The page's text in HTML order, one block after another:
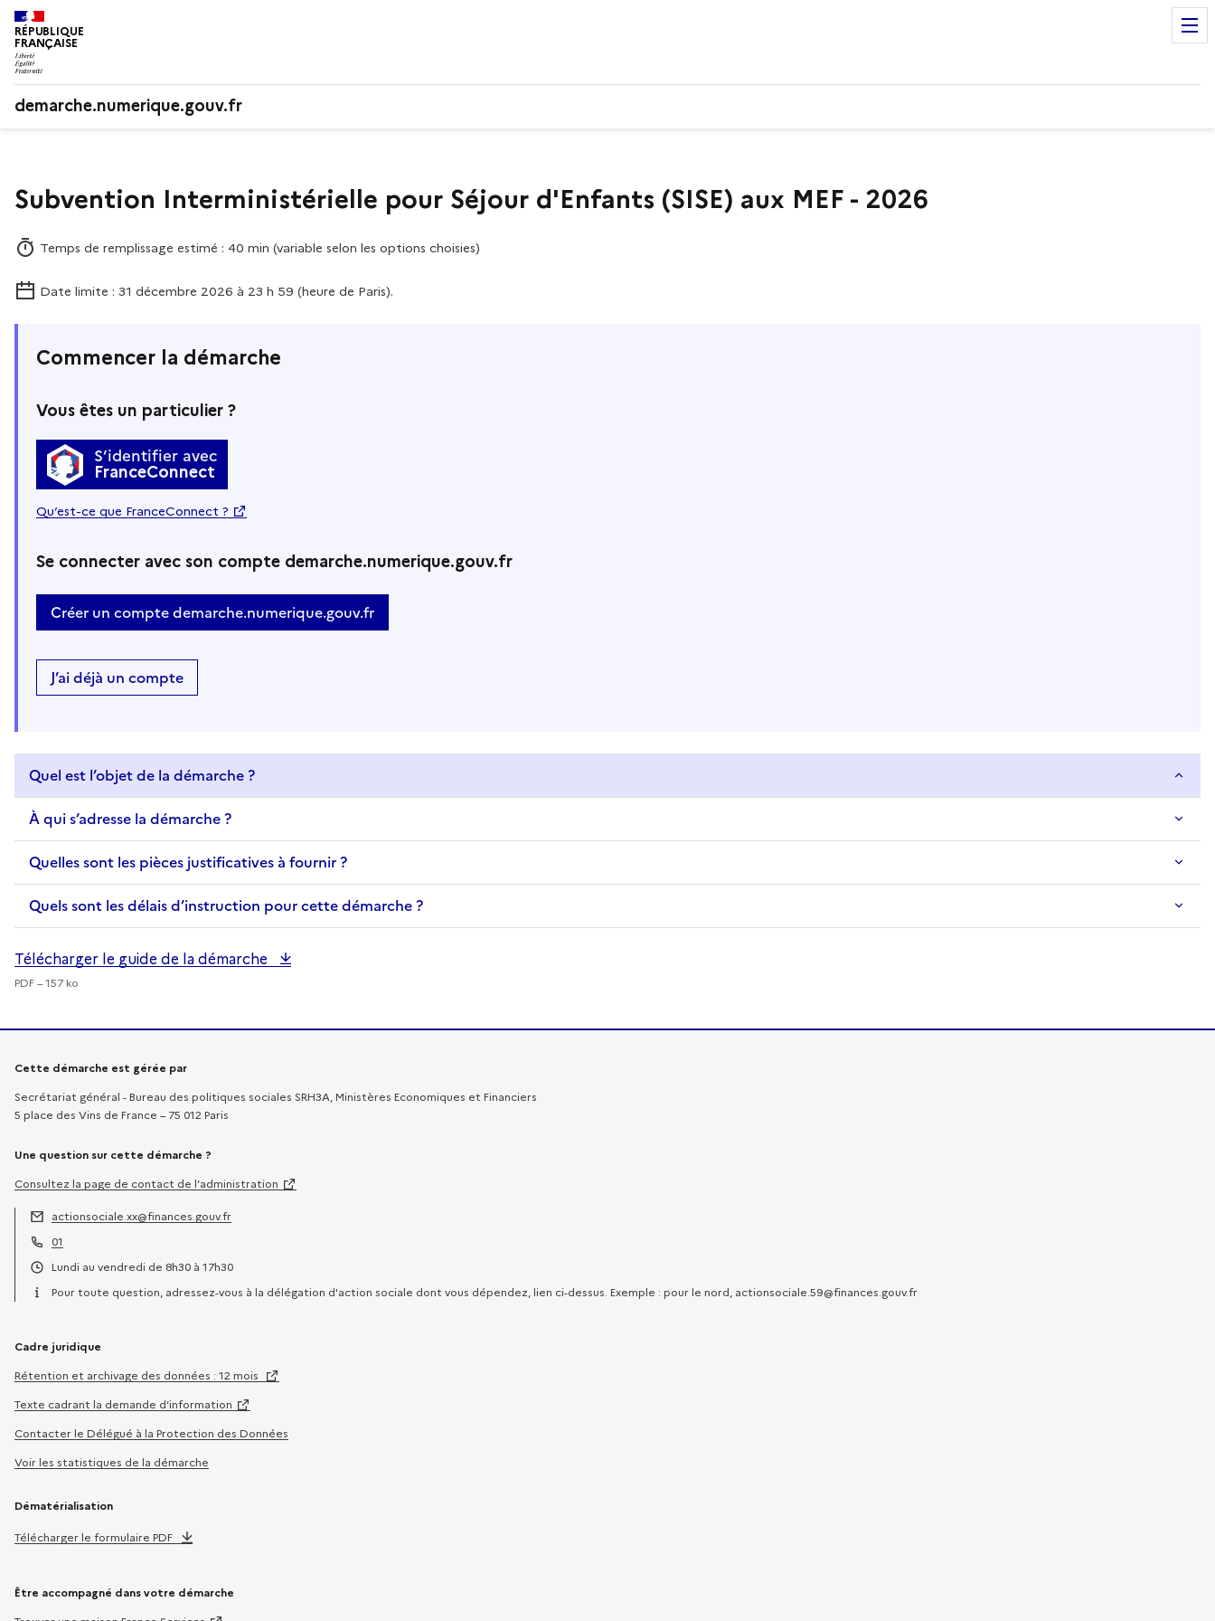
RÉPUBLIQUE
FRANÇAISE
demarche.numerique.gouv.fr
Subvention Interministérielle pour Séjour d'Enfants (SISE) aux MEF - 2026
Temps de remplissage estimé : 40 min (variable selon les options choisies)
Date limite : 31 décembre 2026 à 23 h 59 (heure de Paris).
Commencer la démarche
Vous êtes un particulier ?
S’identifier avec
FranceConnect
Qu’est-ce que FranceConnect ?
Se connecter avec son compte demarche.numerique.gouv.fr
Créer un compte demarche.numerique.gouv.fr
J’ai déjà un compte
Quel est l’objet de la démarche ?
À qui s’adresse la démarche ?
Quelles sont les pièces justificatives à fournir ?
Quels sont les délais d’instruction pour cette démarche ?
Télécharger le guide de la démarche
PDF – 157 ko
Informations sur la démarche
Cette démarche est gérée par
Secrétariat général - Bureau des politiques sociales SRH3A, Ministères Economiques et Financiers
5 place des Vins de France – 75 012 Paris
Une question sur cette démarche ?
Consultez la page de contact de l’administration
Adresse électronique :
actionsociale.xx@finances.gouv.fr
Téléphone :
01
Horaires :
Lundi au vendredi de 8h30 à 17h30
Pour toute question, adressez-vous à la délégation d'action sociale dont vous dépendez, lien ci-dessus. Exemple : pour le nord, actionsociale.59@finances.gouv.fr
Cadre juridique
Rétention et archivage des données : 12 mois
Texte cadrant la demande d’information
Contacter le Délégué à la Protection des Données
Voir les statistiques de la démarche
Dématérialisation
Télécharger le formulaire PDF
Être accompagné dans votre démarche